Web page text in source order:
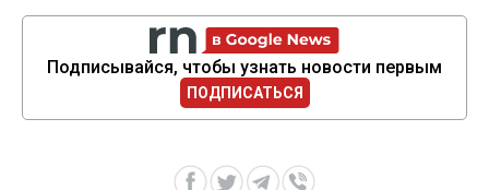
Подписывайся, чтобы узнать новости первым
ПОДПИСАТЬСЯ